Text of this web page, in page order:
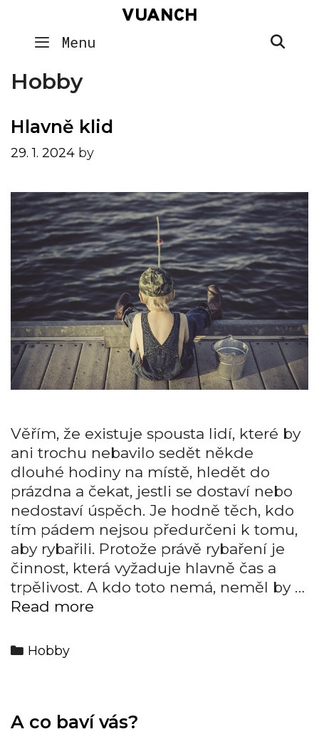
content
VUANCH
Menu
Hobby
Hlavně klid
29. 1. 2024 by
Věřím, že existuje spousta lidí, které by
ani trochu nebavilo sedět někde
dlouhé hodiny na místě, hledět do
prázdna a čekat, jestli se dostaví nebo
nedostaví úspěch. Je hodně těch, kdo
tím pádem nejsou předurčeni k tomu,
aby rybařili. Protože právě rybaření je
činnost, která vyžaduje hlavně čas a
trpělivost. A kdo toto nemá, neměl by …
Read more
Categories
Hobby
A co baví vás?